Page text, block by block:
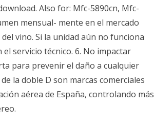
Also for: Mfc-5890cn, Mfc-
mensual- mente en el mercado
vino. Si la unidad aún no funciona
servicio técnico. 6. No impactar
para prevenir el daño a cualquier
la doble D son marcas comerciales
aérea de España, controlando más